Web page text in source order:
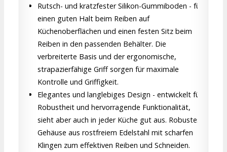
Rutsch- und kratzfester Silikon-Gummiboden - für
einen guten Halt beim Reiben auf
Küchenoberflächen und einen festen Sitz beim
Reiben in den passenden Behälter. Die
verbreiterte Basis und der ergonomische,
strapazierfähige Griff sorgen für maximale
Kontrolle und Griffigkeit.
Elegantes und langlebiges Design - entwickelt für
Robustheit und hervorragende Funktionalität,
sieht aber auch in jeder Küche gut aus. Robustes
Gehäuse aus rostfreiem Edelstahl mit scharfen
Klingen zum effektiven Reiben und Schneiden.